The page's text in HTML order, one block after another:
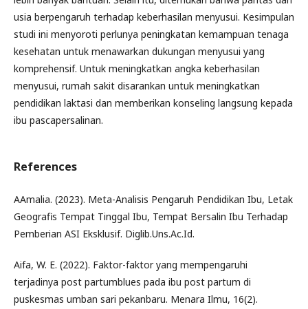
usia berpengaruh terhadap keberhasilan menyusui. Kesimpulan
studi ini menyoroti perlunya peningkatan kemampuan tenaga
kesehatan untuk menawarkan dukungan menyusui yang
komprehensif. Untuk meningkatkan angka keberhasilan
menyusui, rumah sakit disarankan untuk meningkatkan
pendidikan laktasi dan memberikan konseling langsung kepada
ibu pascapersalinan.
References
AAmalia. (2023). Meta-Analisis Pengaruh Pendidikan Ibu, Letak
Geografis Tempat Tinggal Ibu, Tempat Bersalin Ibu Terhadap
Pemberian ASI Eksklusif. Diglib.Uns.Ac.Id.
Aifa, W. E. (2022). Faktor-faktor yang mempengaruhi
terjadinya post partumblues pada ibu post partum di
puskesmas umban sari pekanbaru. Menara Ilmu, 16(2).